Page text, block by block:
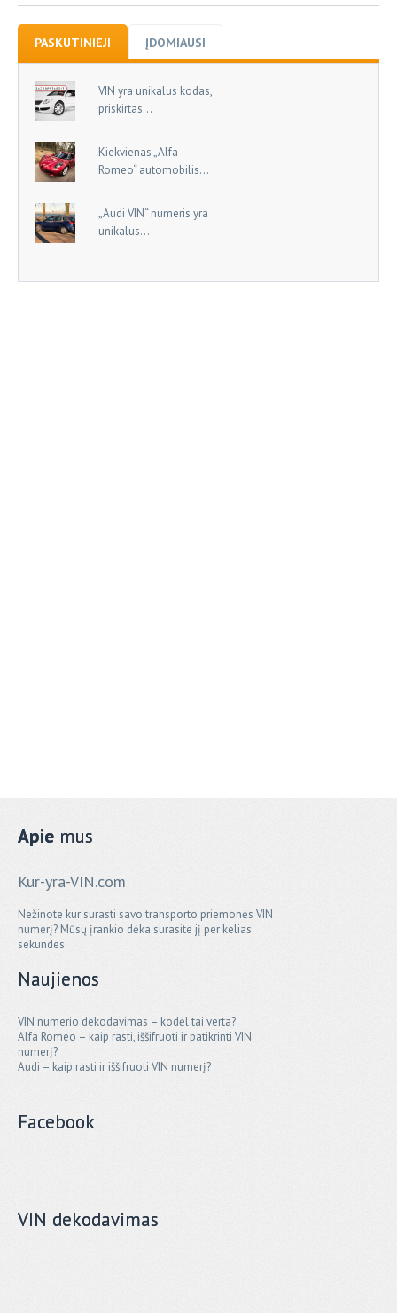
PASKUTINIEJI ĮDOMIAUSI
VIN yra unikalus kodas,
priskirtas...
Kiekvienas „Alfa
Romeo“ automobilis...
„Audi VIN“ numeris yra
unikalus...
Apie mus
Kur-yra-VIN.com
Nežinote kur surasti savo transporto priemonės VIN
numerį? Mūsų įrankio dėka surasite jį per kelias
sekundes.
Naujienos
VIN numerio dekodavimas – kodėl tai verta?
Alfa Romeo – kaip rasti, iššifruoti ir patikrinti VIN
numerį?
Audi – kaip rasti ir iššifruoti VIN numerį?
Facebook
VIN dekodavimas